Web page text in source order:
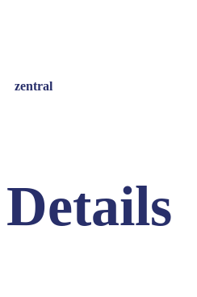
zentral
Details